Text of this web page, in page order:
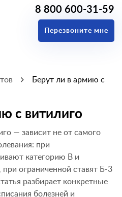
8 800 600-31-59
Перезвоните мне
Берут ли в армию с
с витилиго
— зависит не от самого
при
категорию В и
ограниченной ставят Б-3
разбирает конкретные
болезней и